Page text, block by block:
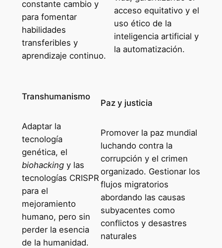
constante cambio y
para fomentar
habilidades
transferibles y
aprendizaje continuo.
acceso equitativo y el
uso ético de la
inteligencia artificial y
la automatización.
Transhumanismo
Adaptar la
tecnología
genética, el
biohackingy las
tecnologías CRISPR
para el
mejoramiento
humano, pero sin
perder la esencia
de la humanidad.
Paz y justicia
Promover la paz mundial
luchando contra la
corrupción y el crimen
organizado. Gestionar los
flujos migratorios
abordando las causas
subyacentes como
conflictos y desastres
naturales